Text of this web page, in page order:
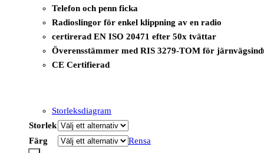
Telefon och penn ficka
Radioslingor för enkel klippning av en radio
certirerad EN ISO 20471 efter 50x tvättar
Överensstämmer med RIS 3279-TOM för
CE Certifierad
Storleksdiagram
Storlek
Färg
Rensa